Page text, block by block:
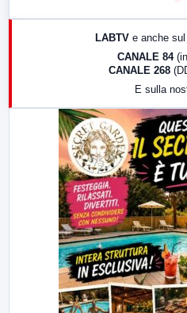
17:00
LABTV e anche
CANALE 84
CANALE 268
E sulla